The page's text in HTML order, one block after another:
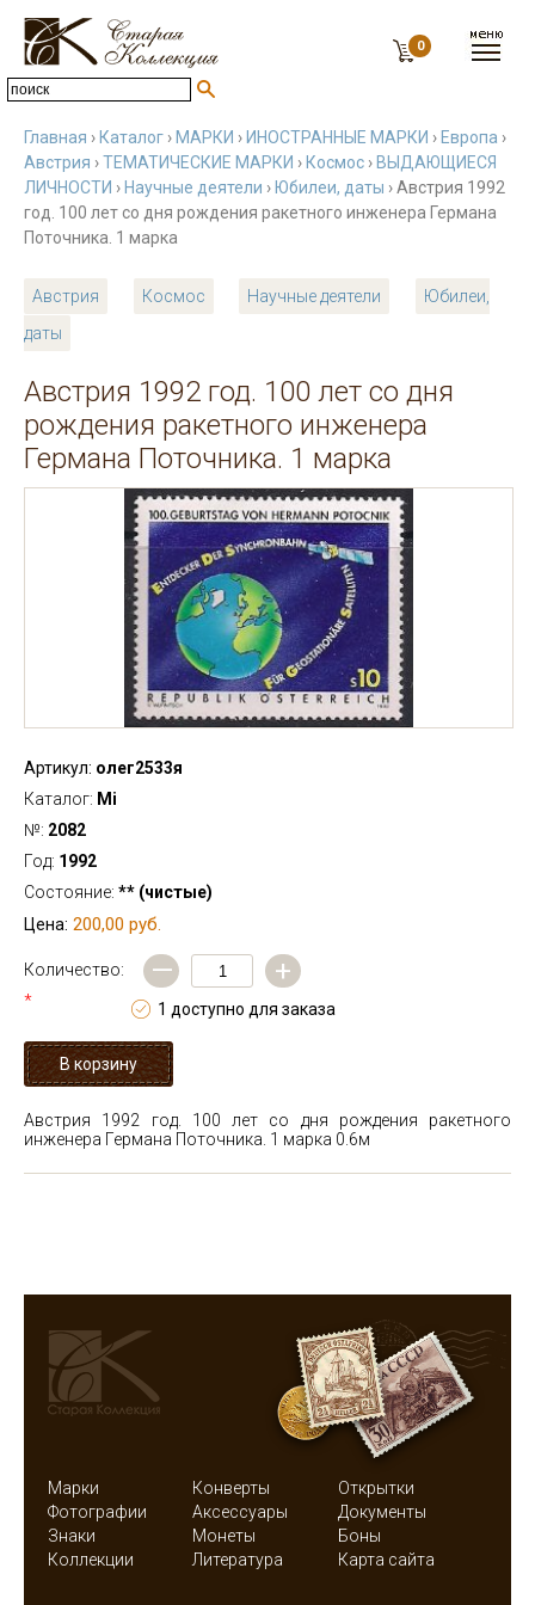
0
Главная › Каталог › МАРКИ › ИНОСТРАННЫЕ МАРКИ › Европа ›
Австрия ›ТЕМАТИЧЕСКИЕ МАРКИ › Космос › ВЫДАЮЩИЕСЯ
ЛИЧНОСТИ › Научные деятели › Юбилеи, даты › Австрия 1992
год. 100 лет со дня рождения ракетного инженера Германа
Поточника. 1 марка
Австрия Космос Научные деятели
Юбилеи,
даты
Австрия 1992 год. 100 лет со дня
рождения ракетного инженера
Германа Поточника. 1 марка
Артикул: олег2533я
Каталог: Mi
№: 2082
Год: 1992
Состояние: ** (чистые)
Цена: 200,00 руб.
Количество:
*
— +
1 доступно для заказа
Австрия 1992 год. 100 лет со дня рождения ракетного
инженера Германа Поточника. 1 марка 0.6м
Марки Конверты
Открытки
Фотографии
Аксессуары
Документы
Знаки
Монеты
Боны
Коллекции
Литература Карта сайта